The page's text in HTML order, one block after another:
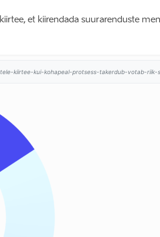
et kiirendada suurarenduste
kiirtee-kui-kohapeal-protsess-takerdub-votab-riik-